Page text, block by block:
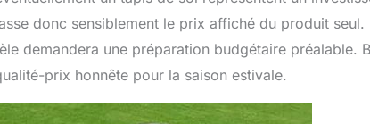
donc sensiblement le prix affiché du produit
demandera une préparation budgétaire préalable.
prix honnête pour la saison estivale.